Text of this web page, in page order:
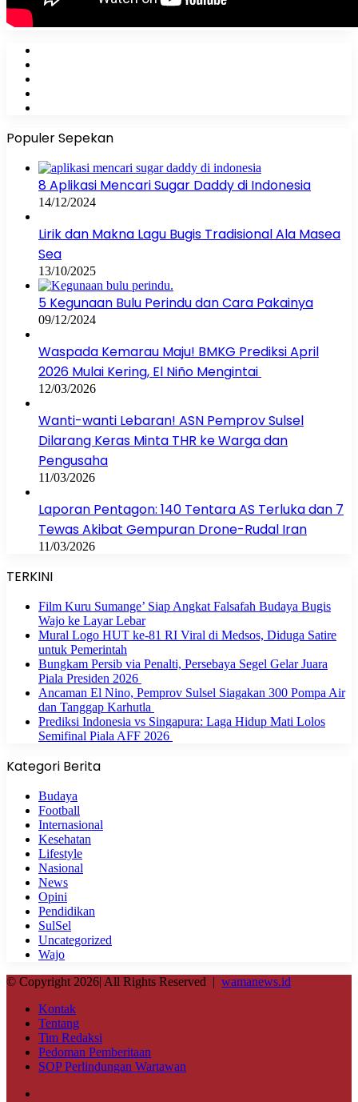
Populer Sepekan
8 Aplikasi Mencari Sugar Daddy di Indonesia
14/12/2024
Lirik dan Makna Lagu Bugis Tradisional Ala Masea
Sea
13/10/2025
5 Kegunaan Bulu Perindu dan Cara Pakainya
09/12/2024
Waspada Kemarau Maju! BMKG Prediksi April
2026 Mulai Kering, El Niño Mengintai
12/03/2026
Wanti-wanti Lebaran! ASN Pemprov Sulsel
Dilarang Keras Minta THR ke Warga dan
Pengusaha
11/03/2026
Laporan Pentagon: 140 Tentara AS Terluka dan 7
Tewas Akibat Gempuran Drone-Rudal Iran
11/03/2026
TERKINI
Film Kuru Sumange’ Siap Angkat Falsafah Budaya Bugis
Wajo ke Layar Lebar
Mural Logo HUT ke-81 RI Viral di Medsos, Diduga Satire
untuk Pemerintah
Bungkam Persib via Penalti, Persebaya Segel Gelar Juara
Piala Presiden 2026
Ancaman El Nino, Pemprov Sulsel Siagakan 300 Pompa Air
dan Tanggap Karhutla
Prediksi Indonesia vs Singapura: Laga Hidup Mati Lolos
Semifinal Piala AFF 2026
Kategori Berita
Budaya
Football
Internasional
Kesehatan
Lifestyle
Nasional
News
Opini
Pendidikan
SulSel
Uncategorized
Wajo
© Copyright 2026| All Rights Reserved | wamanews.id
Kontak
Tentang
Tim Redaksi
Pedoman Pemberitaan
SOP Perlindungan Wartawan